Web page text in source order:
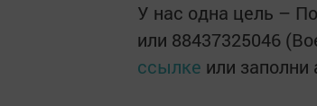
У нас одна цель –
или 88437325046
ссылке или